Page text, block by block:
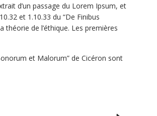
d’un passage du Lorem Ipsum, et
et 1.10.33 du “De Finibus
de l’éthique. Les premières
et Malorum” de Cicéron sont